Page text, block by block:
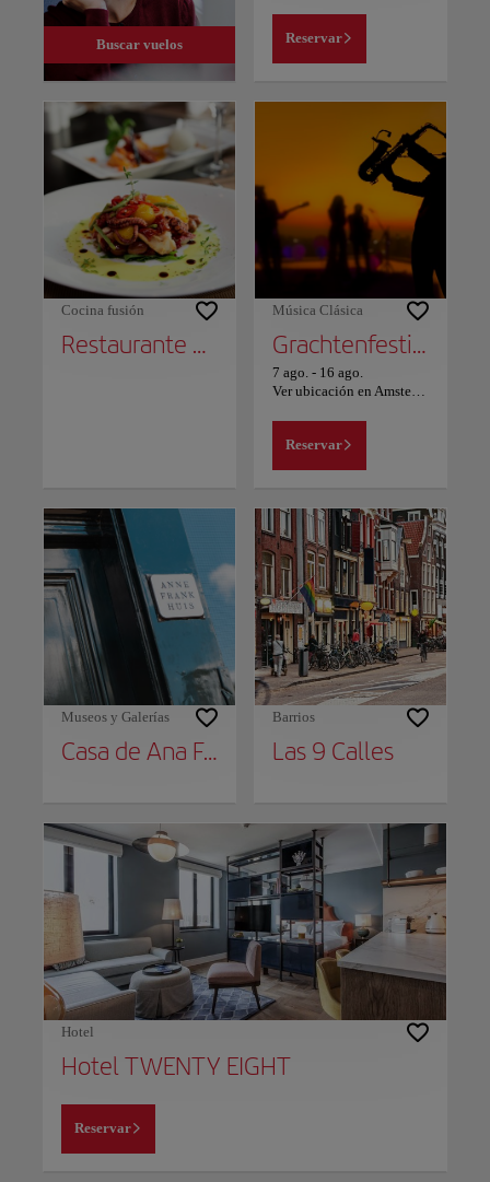
Buscar vuelos Reservar
Cocina fusión
Restaurante De Kas
Música Clásica
Grachtenfestival
7 ago. - 16 ago.
Ver ubicación en Amsterdam
Reservar
Museos y Galerías
Casa de Ana Frank
Barrios
Las 9 Calles
Hotel
Hotel TWENTY EIGHT
Reservar